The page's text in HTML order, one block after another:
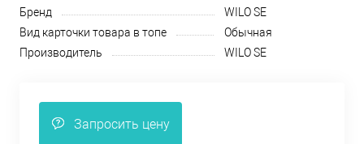
Бренд
WILO SE
Вид карточки товара в топе
Обычная
Производитель
WILO SE
Запросить цену